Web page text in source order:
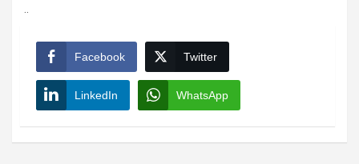
..
Facebook Twitter
LinkedIn WhatsApp